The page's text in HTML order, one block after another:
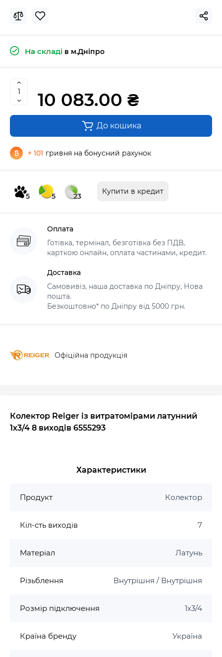
На складі в м.Дніпро
10 083.00 ₴
До кошика
+ 101 гривня на бонусний рахунок
5 5 23
Купити в кредит
Оплата
Готівка, термінал, безготівка без ПДВ,
карткою онлайн, оплата частинами, кредит.
Доставка
Самовивіз, наша доставка по Дніпру, Нова
пошта.
Безкоштовно* по Дніпру від 5000 грн.
Офіційна продукція
Колектор Reiger із витратомірами латунний
1х3/4 8 виходів 6555293
Характеристики
Продукт Колектор
Кіл-сть виходів 7
Матеріал Латунь
Різьблення Внутрішня / Внутрішня
Розмір підключення 1х3/4
Країна бренду Україна